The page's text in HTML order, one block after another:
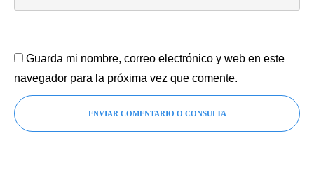
Guarda mi nombre, correo electrónico y web en este
navegador para la próxima vez que comente.
ENVIAR COMENTARIO O CONSULTA